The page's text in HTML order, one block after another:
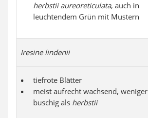
herbstii aureoreticulata, auch in
leuchtendem Grün mit Mustern
Iresine lindenii
tiefrote Blätter
meist aufrecht wachsend, weniger
buschig als herbstii